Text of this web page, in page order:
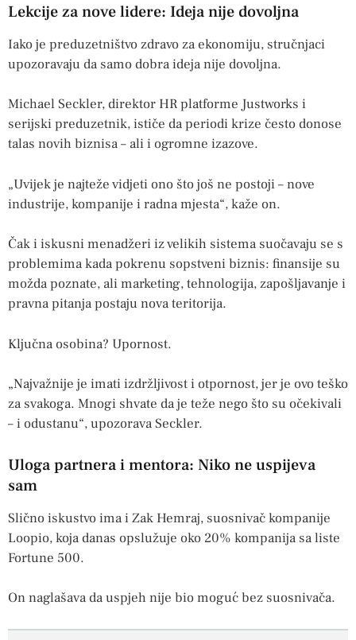
Lekcije za nove lidere: Ideja nije dovoljna
Iako je preduzetništvo zdravo za ekonomiju, stručnjaci
upozoravaju da samo dobra ideja nije dovoljna.
Michael Seckler, direktor HR platforme Justworks i
serijski preduzetnik, ističe da periodi krize često donose
talas novih biznisa – ali i ogromne izazove.
„Uvijek je najteže vidjeti ono što još ne postoji – nove
industrije, kompanije i radna mjesta“, kaže on.
Čak i iskusni menadžeri iz velikih sistema suočavaju se s
problemima kada pokrenu sopstveni biznis: finansije su
možda poznate, ali marketing, tehnologija, zapošljavanje i
pravna pitanja postaju nova teritorija.
Ključna osobina? Upornost.
„Najvažnije je imati izdržljivost i otpornost, jer je ovo teško
za svakoga. Mnogi shvate da je teže nego što su očekivali
– i odustanu“, upozorava Seckler.
Uloga partnera i mentora: Niko ne uspijeva
sam
Slično iskustvo ima i Zak Hemraj, suosnivač kompanije
Loopio, koja danas opslužuje oko 20% kompanija sa liste
Fortune 500.
On naglašava da uspjeh nije bio moguć bez suosnivača.